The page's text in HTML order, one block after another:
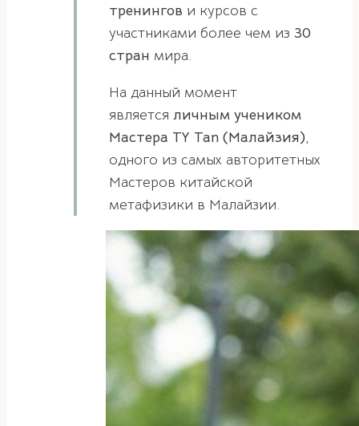
тренингов и курсов с
участниками более чем из 30
стран мира.
На данный момент
является личным учеником
Мастера TY Tan (Малайзия),
одного из самых авторитетных
Мастеров китайской
метафизики в Малайзии.